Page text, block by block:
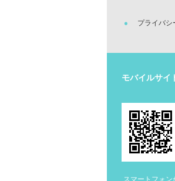
プライバシ
モバイルサイ
スマートフォン